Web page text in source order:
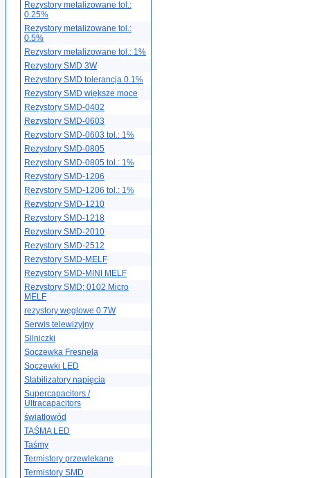
Rezystory metalizowane tol.:
0.25%
Rezystory metalizowane tol.:
0.5%
Rezystory metalizowane tol.: 1%
Rezystory SMD 3W
Rezystory SMD tolerancja 0.1%
Rezystory SMD większe moce
Rezystory SMD-0402
Rezystory SMD-0603
Rezystory SMD-0603 tol.: 1%
Rezystory SMD-0805
Rezystory SMD-0805 tol.: 1%
Rezystory SMD-1206
Rezystory SMD-1206 tol.: 1%
Rezystory SMD-1210
Rezystory SMD-1218
Rezystory SMD-2010
Rezystory SMD-2512
Rezystory SMD-MELF
Rezystory SMD-MINI MELF
Rezystory SMD; 0102 Micro
MELF
rezystory węglowe 0.7W
Serwis telewizyjny
Silniczki
Soczewka Fresnela
Soczewki LED
Stabilizatory napięcia
Supercapacitors /
Ultracapacitors
światłowód
TAŚMA LED
Taśmy
Termistory przewlekane
Termistory SMD